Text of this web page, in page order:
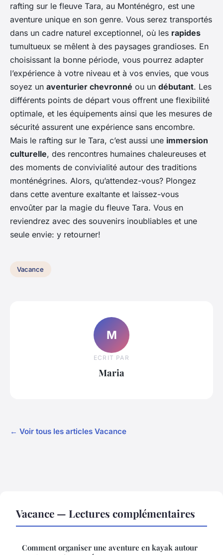
rafting sur le fleuve Tara, au Monténégro, est une
aventure unique en son genre. Vous serez transportés
dans un cadre naturel exceptionnel, où les rapides
tumultueux se mêlent à des paysages grandioses. En
choisissant la bonne période, vous pourrez adapter
l’expérience à votre niveau et à vos envies, que vous
soyez un aventurier chevronné ou un débutant. Les
différents points de départ vous offrent une flexibilité
optimale, et les équipements ainsi que les mesures de
sécurité assurent une expérience sans encombre.
Mais le rafting sur le Tara, c’est aussi une immersion
culturelle, des rencontres humaines chaleureuses et
des moments de convivialité autour des traditions
monténégrines. Alors, qu’attendez-vous? Plongez
dans cette aventure exaltante et laissez-vous
envoûter par la magie du fleuve Tara. Vous en
reviendrez avec des souvenirs inoubliables et une
seule envie: y retourner!
Vacance
M
ECRIT PAR
Maria
← Voir tous les articles Vacance
Vacance — Lectures complémentaires
Comment organiser une aventure en kayak autour